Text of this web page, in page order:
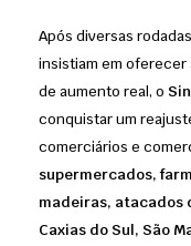
Após diversas
insistiam em oferecer
de aumento real, o
conquistar um
comerciários e
supermercados,
madeiras, atacados
Caxias do Sul, São